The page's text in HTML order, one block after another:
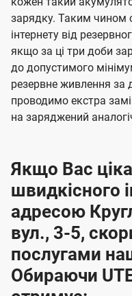
зарядку. Таким чином
інтернету від
якщо за ці три доби
до допустимого
резервне живлення за
проводимо екстра
на заряджений
Якщо Вас
швидкісного
адресою
вул., 3-5,
послугами
Обираючи